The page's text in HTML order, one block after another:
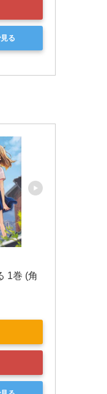
る
1巻 (角